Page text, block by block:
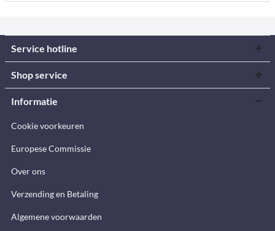
Service hotline
Shop service
Informatie
Cookie voorkeuren
Europese Commissie
Over ons
Verzending en Betaling
Algemene voorwaarden